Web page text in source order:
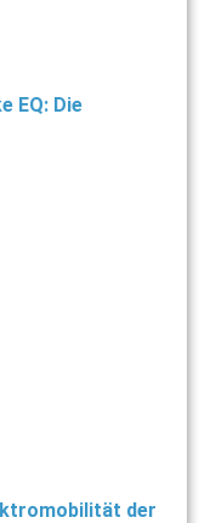
EQ: Die
der